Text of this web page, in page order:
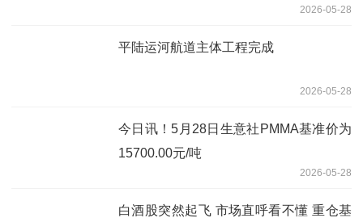
2026-05-28
平陆运河航道主体工程完成
2026-05-28
今日讯！5月28日生意社PMMA基准价为
15700.00元/吨
2026-05-28
白酒股突然起飞 市场直呼看不懂 重仓基